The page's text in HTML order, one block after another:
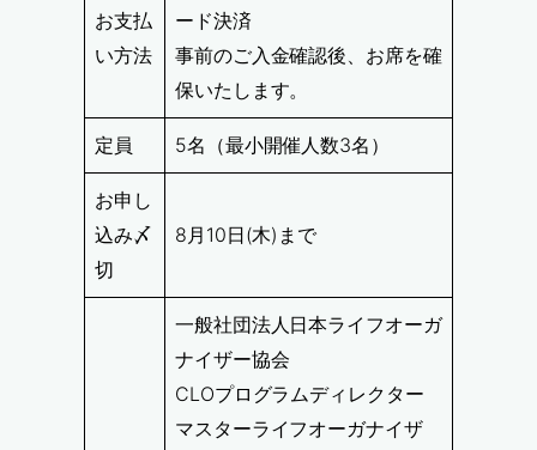
お支払
い方法
ード決済
事前のご入金確認後、お席を確
保いたします。
定員 5名（最小開催人数3名）
お申し
込み〆
切
8月10日(木)まで
一般社団法人日本ライフオーガ
ナイザー協会
CLOプログラムディレクター
マスターライフオーガナイザ